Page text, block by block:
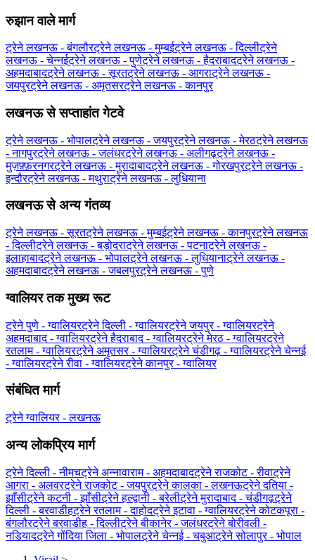
रुझान वाले मार्ग
ट्रेने लखनऊ - बंगलौरट्रेने लखनऊ - मुम्बईट्रेने लखनऊ - दिल्लीट्रेने
लखनऊ - चेन्नईट्रेने लखनऊ - पुणेट्रेने लखनऊ - हैदराबादट्रेने लखनऊ -
अहमदाबादट्रेने लखनऊ - सूरतट्रेने लखनऊ - आगराट्रेने लखनऊ -
जयपुरट्रेने लखनऊ - अमृतसरट्रेने लखनऊ - कानपुर
लखनऊ से सप्ताहांत गेटवे
ट्रेने लखनऊ - भोपालट्रेने लखनऊ - जयपुरट्रेने लखनऊ - मेरठट्रेने लखनऊ
- नागपुरट्रेने लखनऊ - जलंधरट्रेने लखनऊ - अलीगढ़ट्रेने लखनऊ -
मुज़फ़्फ़रनगरट्रेने लखनऊ - मुरादाबादट्रेने लखनऊ - गोरखपुरट्रेने लखनऊ -
इन्दौरट्रेने लखनऊ - मथुराट्रेने लखनऊ - लुधियाना
लखनऊ से अन्य गंतव्य
ट्रेने लखनऊ - सूरतट्रेने लखनऊ - मुम्बईट्रेने लखनऊ - कानपुरट्रेने लखनऊ
- दिल्लीट्रेने लखनऊ - बड़ोदराट्रेने लखनऊ - पटनाट्रेने लखनऊ -
इलाहाबादट्रेने लखनऊ - भोपालट्रेने लखनऊ - लुधियानाट्रेने लखनऊ -
अहमदाबादट्रेने लखनऊ - जबलपुरट्रेने लखनऊ - पुणे
ग्‍वालियर तक मुख्य रूट
ट्रेने पुणे - ग्‍वालियरट्रेने दिल्ली - ग्‍वालियरट्रेने जयपुर - ग्‍वालियरट्रेने
अहमदाबाद - ग्‍वालियरट्रेने हैदराबाद - ग्‍वालियरट्रेने मेरठ - ग्‍वालियरट्रेने
रतलाम - ग्‍वालियरट्रेने अमृतसर - ग्‍वालियरट्रेने चंडीगढ़ - ग्‍वालियरट्रेने चेन्नई
- ग्‍वालियरट्रेने रीवा - ग्‍वालियरट्रेने कानपुर - ग्‍वालियर
संबंधित मार्ग
ट्रेने ग्‍वालियर - लखनऊ
अन्य लोकप्रिय मार्ग
ट्रेने दिल्ली - नीमचट्रेने अन्नावाराम - अहमदाबादट्रेने राजकोट - रीवाट्रेने
आगरा - अलवरट्रेने राजकोट - जयपुरट्रेने कालका - लखनऊट्रेने दतिया -
झाँसीट्रेने कटनी - झाँसीट्रेने हल्द्वानी - बरेलीट्रेने मुरादाबाद - चंडीगढ़ट्रेने
दिल्ली - बरवाडीहट्रेने रतलाम - दाहोदट्रेने इटावा - ग्‍वालियरट्रेने कोटकपूरा -
बंगलौरट्रेने बरवाडीह - दिल्लीट्रेने बीकानेर - जलंधरट्रेने बोरीवली -
नडियादट्रेने गोंदिया जिला - भोपालट्रेने चेन्नई - चबुआट्रेने सोलापुर - भोपाल